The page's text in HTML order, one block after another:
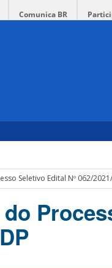
Comunica BR
Seletivo Edital Nº 062/